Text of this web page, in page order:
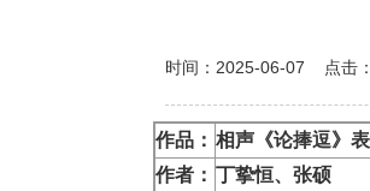
时间：2025-06-07 点击：
作品： 相声《论捧逗》
作者： 丁挚恒、张硕